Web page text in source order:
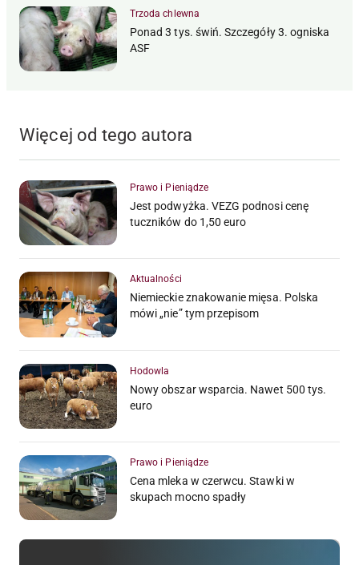
Trzoda chlewna
Ponad 3 tys. świń. Szczegóły 3. ogniska
ASF
Więcej od tego autora
Prawo i Pieniądze
Jest podwyżka. VEZG podnosi cenę
tuczników do 1,50 euro
Aktualności
Niemieckie znakowanie mięsa. Polska
mówi „nie” tym przepisom
Hodowla
Nowy obszar wsparcia. Nawet 500 tys.
euro
Prawo i Pieniądze
Cena mleka w czerwcu. Stawki w
skupach mocno spadły